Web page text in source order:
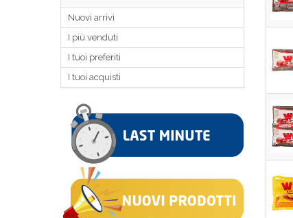
Nuovi arrivi
I più venduti
I tuoi preferiti
I tuoi acquisti